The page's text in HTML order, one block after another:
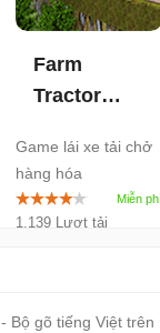
Farm
Tractor
Game lái xe tải chở
hàng hóa
1.139 Lượt tải
- Bộ gõ tiếng Việt trên